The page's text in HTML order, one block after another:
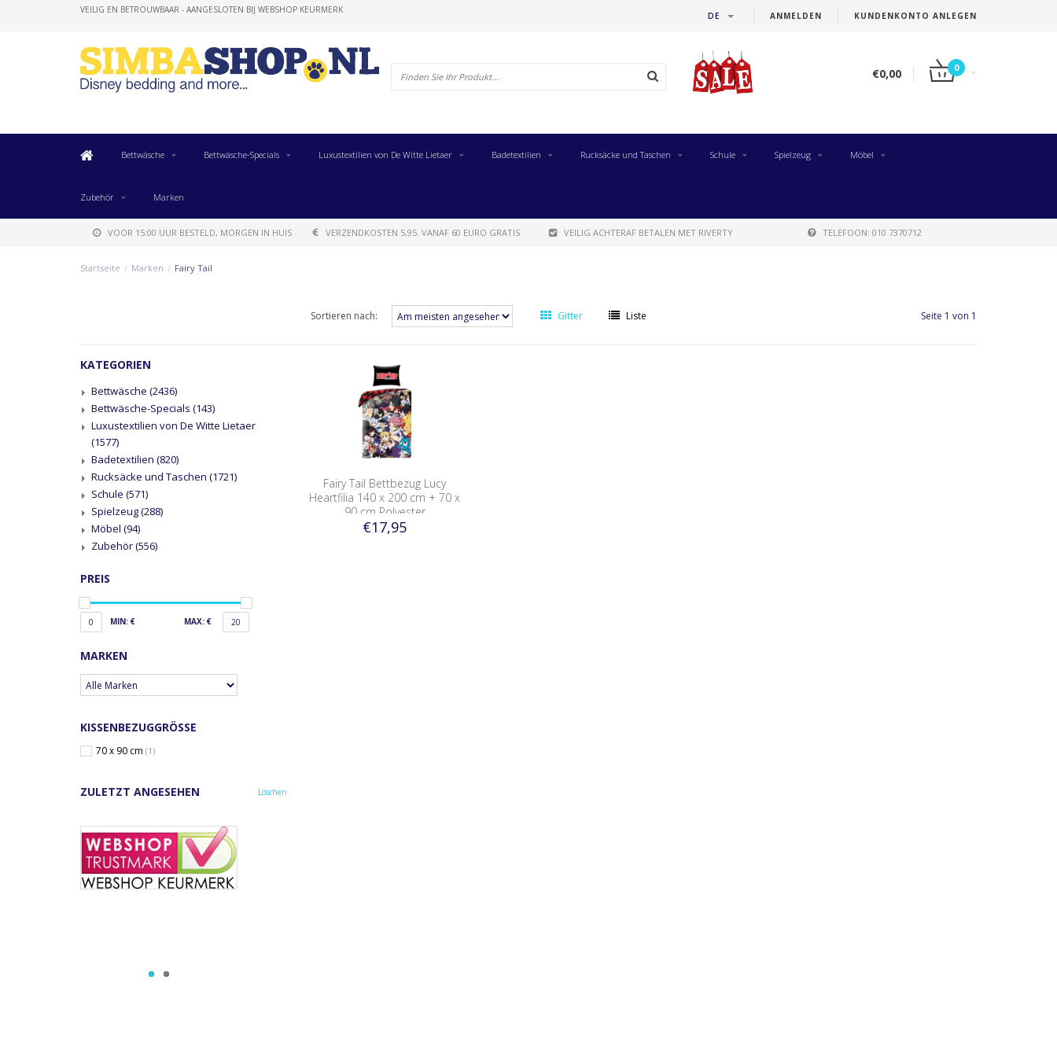
ANMELDEN KUNDENKONTO ANLEGEN
DE
VEILIG EN BETROUWBAAR - AANGESLOTEN BIJ WEBSHOP KEURMERK
€0,00 0
Bettwäsche Bettwäsche-Specials Luxustextilien von De Witte Lietaer Badetextilien Rucksäcke und Taschen Schule Spielzeug Möbel
Zubehör Marken
VOOR 15:00 UUR BESTELD, MORGEN IN HUIS VERZENDKOSTEN 5,95. VANAF 60 EURO GRATIS VEILIG ACHTERAF BETALEN MET RIVERTY TELEFOON: 010 7370712
Startseite / Marken / Fairy Tail
Sortieren nach: Gitter Liste Seite 1 von 1
KATEGORIEN
Bettwäsche (2436)
Bettwäsche-Specials (143)
Luxustextilien von De Witte Lietaer
(1577)
Badetextilien (820)
Rucksäcke und Taschen (1721)
Schule (571)
Spielzeug(288)
Möbel (94)
Zubehör(556)
PREIS
0 MIN: € MAX: € 20
MARKEN
KISSENBEZUGGRÖSSE
70 x 90 cm (1)
ZULETZT ANGESEHEN Löschen
Fairy Tail Bettbezug Lucy
Heartfilia 140 x 200 cm + 70 x
90 cm Polyester
€17,95